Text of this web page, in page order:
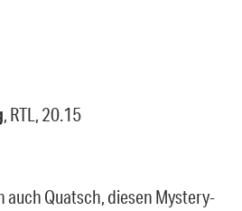
, RTL, 20.15
auch Quatsch, diesen Mystery-